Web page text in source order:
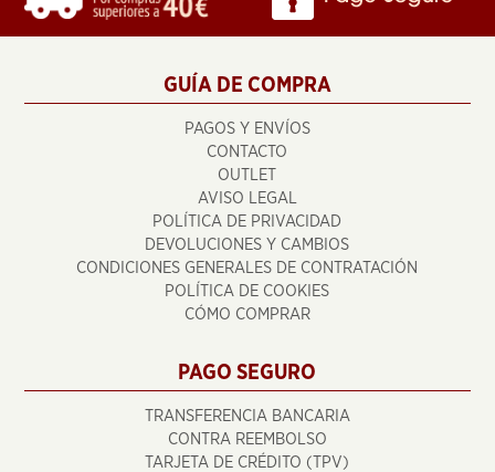
GUÍA DE COMPRA
PAGOS Y ENVÍOS
CONTACTO
OUTLET
AVISO LEGAL
POLÍTICA DE PRIVACIDAD
DEVOLUCIONES Y CAMBIOS
CONDICIONES GENERALES DE CONTRATACIÓN
POLÍTICA DE COOKIES
CÓMO COMPRAR
PAGO SEGURO
TRANSFERENCIA BANCARIA
CONTRA REEMBOLSO
TARJETA DE CRÉDITO (TPV)